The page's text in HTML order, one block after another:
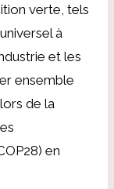
verte, tels
à
et les
ensemble
de la
en